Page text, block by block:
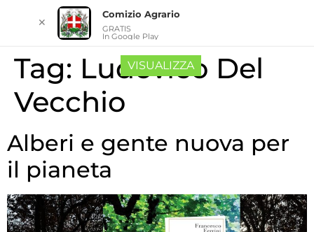
Tag: Ludovico Del
Vecchio
Alberi e gente nuova per
il pianeta
✕
Comizio Agrario
GRATIS
In Google Play
VISUALIZZA